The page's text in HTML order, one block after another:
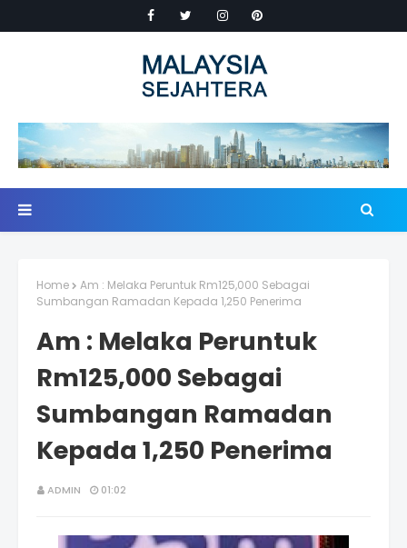
Home
Am : Melaka Peruntuk Rm125,000 Sebagai
Sumbangan Ramadan Kepada 1,250 Penerima
Am : Melaka Peruntuk
Rm125,000 Sebagai
Sumbangan Ramadan
Kepada 1,250 Penerima
ADMIN 01:02